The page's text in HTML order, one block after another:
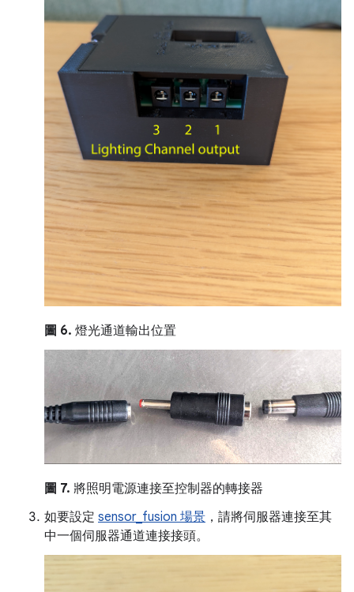
圖 6. 燈光通道輸出位置
圖 7. 將照明電源連接至控制器的轉接器
如要設定 sensor_fusion 場景 ，請將伺服器連接至其
中一個伺服器通道連接接頭。